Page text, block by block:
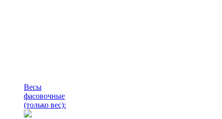
Весы
фасовочные
(только вес):